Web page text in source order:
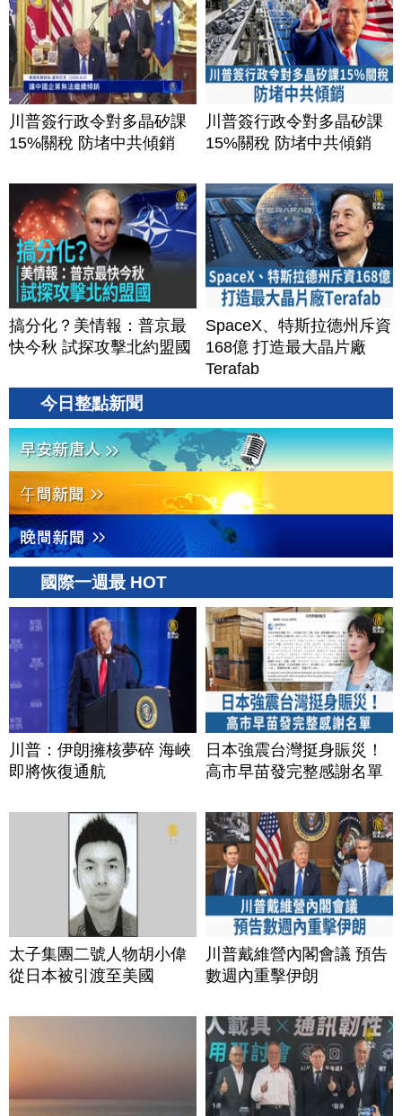
川普簽行政令對多晶矽課
15%關稅 防堵中共傾銷
川普簽行政令對多晶矽課
15%關稅 防堵中共傾銷
搞分化？美情報：普京最
快今秋 試探攻擊北約盟國
SpaceX、特斯拉德州斥資
168億 打造最大晶片廠
Terafab
今日整點新聞
國際一週最 HOT
川普：伊朗擁核夢碎 海峽
即將恢復通航
日本強震台灣挺身賑災！
高市早苗發完整感謝名單
太子集團二號人物胡小偉
從日本被引渡至美國
川普戴維營內閣會議 預告
數週內重擊伊朗